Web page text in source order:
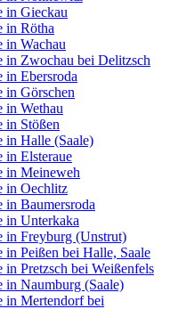
in Gieckau
in Rötha
in Wachau
in Zwochau bei Delitzsch
in Ebersroda
in Görschen
in Wethau
in Stößen
in Halle (Saale)
in Elsteraue
in Meineweh
in Oechlitz
in Baumersroda
in Unterkaka
in Freyburg (Unstrut)
in Peißen bei Halle, Saale
Pretzsch bei Weißenfels
in Naumburg (Saale)
in Mertendorf bei